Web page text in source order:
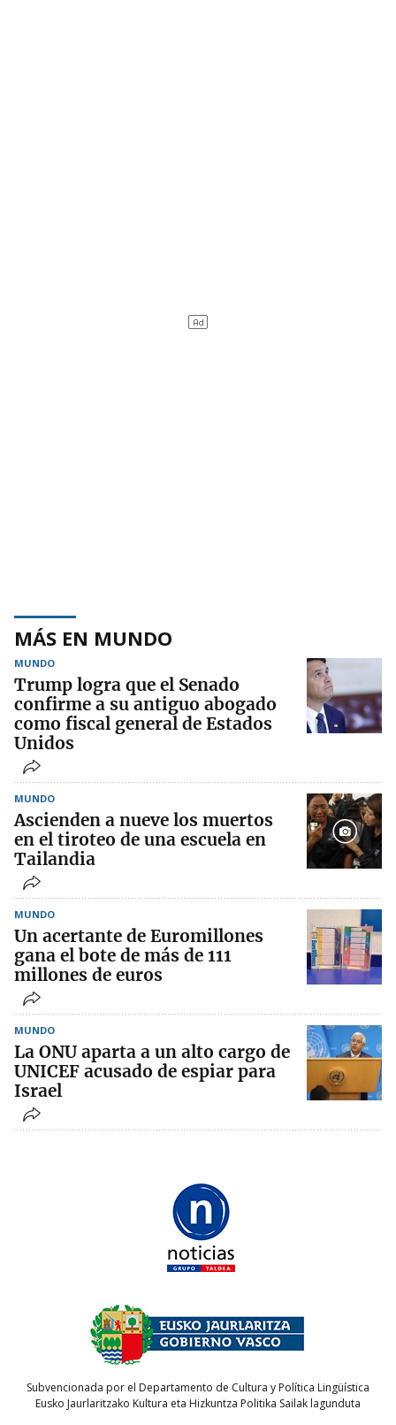
MÁS EN MUNDO
MUNDO
Trump logra que el Senado
confirme a su antiguo abogado
como fiscal general de Estados
Unidos
MUNDO
Ascienden a nueve los muertos
en el tiroteo de una escuela en
Tailandia
MUNDO
Un acertante de Euromillones
gana el bote de más de 111
millones de euros
MUNDO
La ONU aparta a un alto cargo de
UNICEF acusado de espiar para
Israel
Subvencionada por el Departamento de Cultura y Política Lingüística
Eusko Jaurlaritzako Kultura eta Hizkuntza Politika Sailak lagunduta